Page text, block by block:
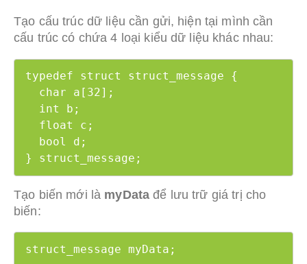
Tạo cấu trúc dữ liệu cần gửi, hiện tại mình cần
cấu trúc có chứa 4 loại kiểu dữ liệu khác nhau:
typedef struct struct_message {
} struct_message;
Tạo biến mới là myData để lưu trữ giá trị cho
biến:
struct_message myData;